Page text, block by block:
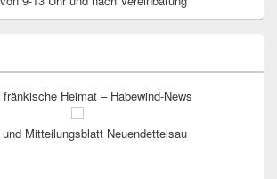
fränkische Heimat – Habewind-News
Mitteilungsblatt Neuendettelsau